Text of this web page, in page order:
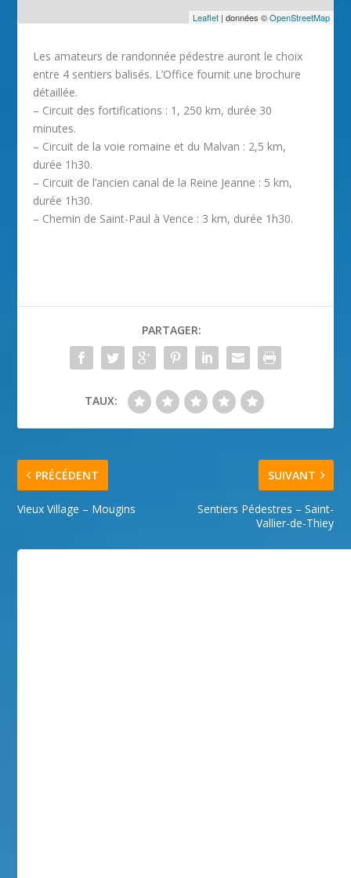
Leaflet| données ©OpenStreetMap
Les amateurs de randonnée pédestre auront le choix
entre 4 sentiers balisés. L’Office fournit une brochure
détaillée.
– Circuit des fortifications : 1, 250 km, durée 30
minutes.
– Circuit de la voie romaine et du Malvan : 2,5 km,
durée 1h30.
– Circuit de l’ancien canal de la Reine Jeanne : 5 km,
durée 1h30.
– Chemin de Saint-Paul à Vence : 3 km, durée 1h30.
PARTAGER:
TAUX:
PRÉCÉDENT
Vieux Village – Mougins
SUIVANT
Sentiers Pédestres – Saint-
Vallier-de-Thiey